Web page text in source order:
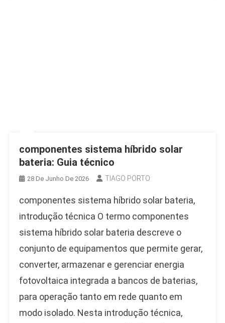
componentes sistema híbrido solar
bateria: Guia técnico
28 De Junho De 2026 TIAGO PORTO
componentes sistema híbrido solar bateria,
introdução técnica O termo componentes
sistema híbrido solar bateria descreve o
conjunto de equipamentos que permite gerar,
converter, armazenar e gerenciar energia
fotovoltaica integrada a bancos de baterias,
para operação tanto em rede quanto em
modo isolado. Nesta introdução técnica,